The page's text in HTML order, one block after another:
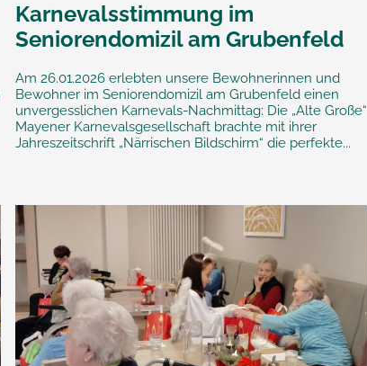
Karnevalsstimmung im
Seniorendomizil am Grubenfeld
Am 26.01.2026 erlebten unsere Bewohnerinnen und
Bewohner im Seniorendomizil am Grubenfeld einen
unvergesslichen Karnevals-Nachmittag: Die „Alte Große“
Mayener Karnevalsgesellschaft brachte mit ihrer
Jahreszeitschrift „Närrischen Bildschirm“ die perfekte...